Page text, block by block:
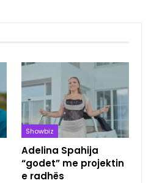
Showbiz
Adelina Spahija
“godet” me projektin
e radhës